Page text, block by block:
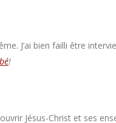
J’ai bien failli être
!
Jésus-Christ et ses